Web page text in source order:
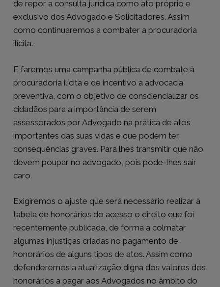
de repor a consulta jurídica como ato próprio e
exclusivo dos Advogado e Solicitadores. Assim
como continuaremos a combater a procuradoria
ilícita.
E faremos uma campanha pública de combate à
procuradoria ilícita e de incentivo à advocacia
preventiva, com o objetivo de consciencializar os
cidadãos para a importância de serem
assessorados por Advogado na prática de atos
importantes das suas vidas e que podem ter
consequências graves. Para lhes transmitir que não
devem poupar no advogado, pois pode-lhes sair
caro.
Exigiremos o ajuste que será necessário realizar à
tabela de honorários do acesso o direito que foi
recentemente publicada, de forma a colmatar
algumas injustiças criadas no pagamento de
honorários de alguns tipos de atos. Assim como
defenderemos a atualização digna dos valores dos
honorários a pagar aos Advogados no âmbito do